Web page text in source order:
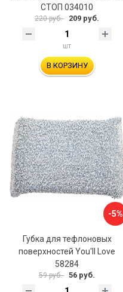
СТОП 034010
220 руб. 209 руб.
шт
В КОРЗИНУ
-5%
Губка для тефлоновых
поверхностей You'll Love
58284
59 руб. 56 руб.